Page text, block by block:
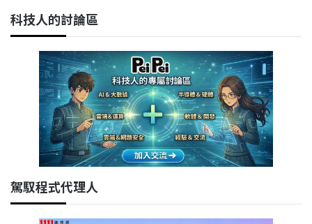
科技人的討論區
駕馭程式代理人